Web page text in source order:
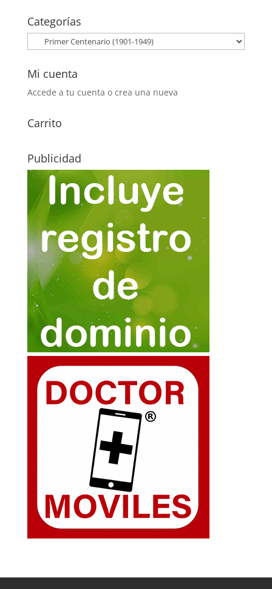
era:
0,25€.
es:
0,10€.
Categorías
Mi cuenta
Accede a tu cuenta o crea una nueva
Carrito
Publicidad